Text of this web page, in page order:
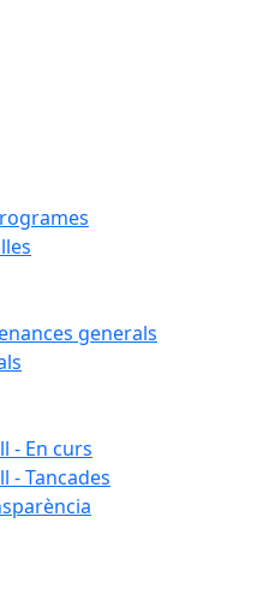
generals
- En curs
- Tancades